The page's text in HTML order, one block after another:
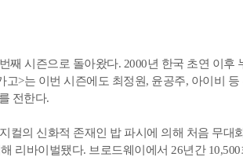
째 시즌으로 돌아왔다. 2000년 한국 초연 이후
고>는 이번 시즌에도 최정원, 윤공주, 아이비
전한다.
컬의 신화적 존재인 밥 파시에 의해 처음 무대
리바이벌됐다. 브로드웨이에서 26년간